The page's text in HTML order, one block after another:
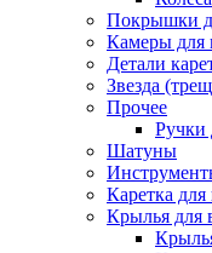
Покрышки
Камеры для
Детали
Звезда
Прочее
Ручки
Шатуны
Каретка для
Крылья для